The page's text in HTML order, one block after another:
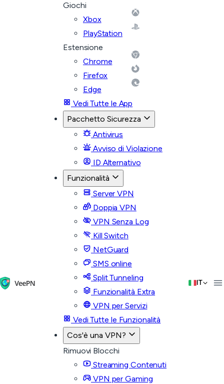
Giochi
Xbox
PlayStation
Estensione
Chrome
Firefox
Edge
Vedi Tutte le App
Pacchetto Sicurezza
Antivirus
Avviso di Violazione
ID Alternativo
Funzionalità
Server VPN
Doppia VPN
VPN Senza Log
Kill Switch
NetGuard
SMS online
Split Tunneling
Funzionalità Extra
VPN per Servizi
Vedi Tutte le Funzionalità
Cos'è una VPN?
Rimuovi Blocchi
Streaming Contenuti
VPN per Gaming
IT